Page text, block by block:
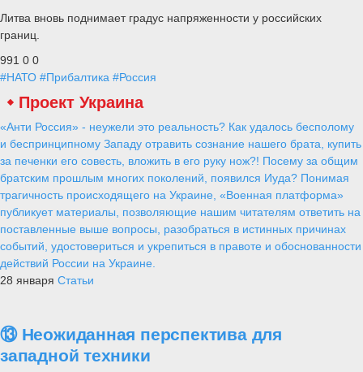
Литва вновь поднимает градус напряженности у российских
границ.
991 0 0
#НАТО #Прибалтика #Россия
Проект Украина
«Анти Россия» - неужели это реальность? Как удалось бесполому
и беспринципному Западу отравить сознание нашего брата, купить
за печенки его совесть, вложить в его руку нож?! Посему за общим
братским прошлым многих поколений, появился Иуда? Понимая
трагичность происходящего на Украине, «Военная платформа»
публикует материалы, позволяющие нашим читателям ответить на
поставленные выше вопросы, разобраться в истинных причинах
событий, удостовериться и укрепиться в правоте и обоснованности
действий России на Украине.
28 января Статьи
⑬ Неожиданная перспектива для
западной техники